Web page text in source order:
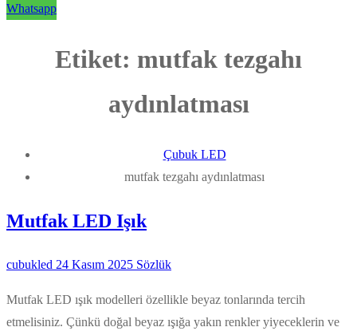
Whatsapp
Etiket: mutfak tezgahı
aydınlatması
Çubuk LED
mutfak tezgahı aydınlatması
Mutfak LED Işık
cubukled 24 Kasım 2025 Sözlük
Mutfak LED ışık modelleri özellikle beyaz tonlarında tercih
etmelisiniz. Çünkü doğal beyaz ışığa yakın renkler yiyeceklerin ve